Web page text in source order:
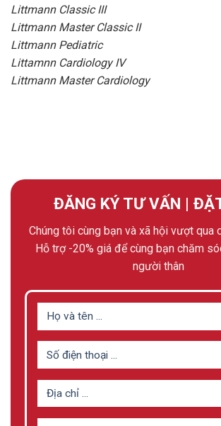
Littmann Classic III
Littmann Master Classic II
Littmann Pediatric
Littamnn Cardiology IV
Littmann Master Cardiology
ĐĂNG KÝ TƯ VẤN |
Chúng tôi cùng bạn và xã hội vượt qua
Hỗ trợ -20% giá để cùng bạn chăm
người thân